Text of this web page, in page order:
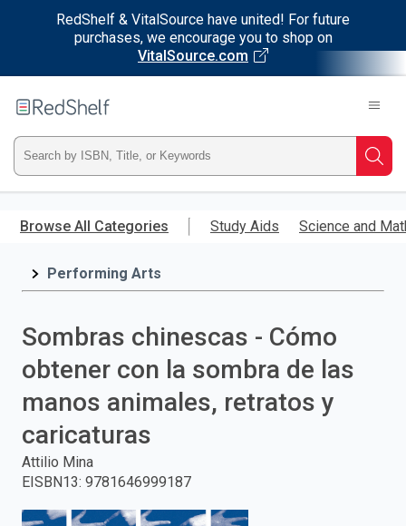
RedShelf & VitalSource have united! For future
purchases, we encourage you to shop on
VitalSource.com
main
RedShelf
Type
ISBN,
Title,
press
enter
to
search.
Browse All Categories Study Aids Science and
Performing Arts
Sombras chinescas - Cómo
obtener con la sombra de las
manos animales, retratos y
caricaturas
Attilio Mina
EISBN13: 9781646999187